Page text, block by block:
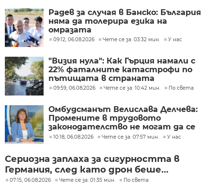
Радев за случая в Банско: България
няма да толерира езика на
омразата
09:12, 06.08.2026 Чете се за: 03:32 мин. У нас
"Визия нула": Как Гърция намали с
22% фаталните катастрофи по
пътищата в страната
09:59, 06.08.2026 Чете се за: 10:42 мин. По света
Омбудсманът Велислава Делчева:
Промените в трудовото
законодателство не могат да се
правят през бюджета
10:18, 06.08.2026 Чете се за: 07:57 мин. У нас
Сериозна заплаха за сигурността в
Германия, след като дрон беше...
07:15, 06.08.2026 Чете се за: 01:35 мин. По света